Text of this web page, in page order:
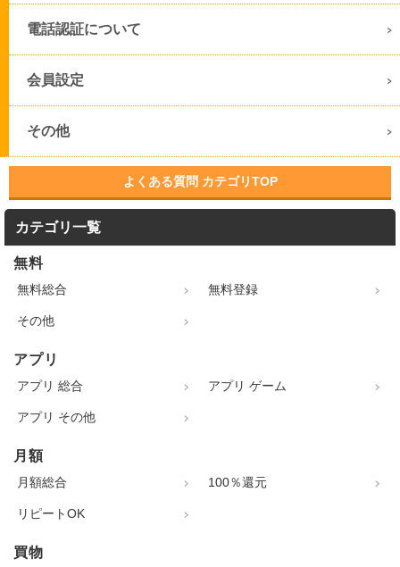
電話認証について
会員設定
その他
よくある質問 カテゴリTOP
カテゴリ一覧
無料
無料総合 無料登録
その他
アプリ
アプリ 総合 アプリ ゲーム
アプリ その他
月額
月額総合 100％還元
リピートOK
買物